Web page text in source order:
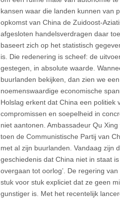
kansen waar die landen kunnen van
opkomst van China de Zuidoost-
afgesloten handelsverdragen daar
baseert zich op het statistisch
is. Die redenering is scheef: de
gestegen, in absolute waarde.
buurlanden bekijken, dan zien we
noemenswaardige economische
Holslag erkent dat China een
compromissen en soepelheid in
niet aantonen. Ambassadeur Qu
toen de Communistische Partij van
met al zijn buurlanden. Vandaag zijn
geschiedenis dat China niet in staat
overgaan tot oorlog’. De regering
stuk voor stuk expliciet dat ze geen
gunstiger is. Met het recentelijk